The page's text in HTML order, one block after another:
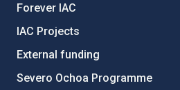
Forever IAC
IAC Projects
External funding
Severo Ochoa Programme